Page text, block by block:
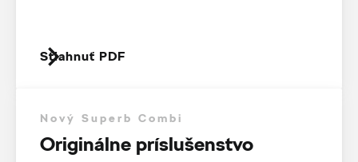
Stiahnuť PDF
Nový Superb Combi
Originálne príslušenstvo